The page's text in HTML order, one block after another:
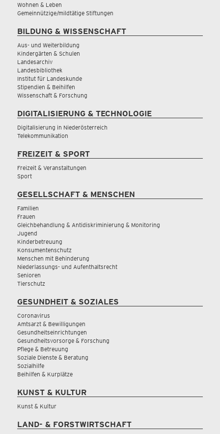
Wohnen & Leben
Gemeinnützige/mildtätige Stiftungen
BILDUNG & WISSENSCHAFT
Aus- und Weiterbildung
Kindergärten & Schulen
Landesarchiv
Landesbibliothek
Institut für Landeskunde
Stipendien & Beihilfen
Wissenschaft & Forschung
DIGITALISIERUNG & TECHNOLOGIE
Digitalisierung in Niederösterreich
Telekommunikation
FREIZEIT & SPORT
Freizeit & Veranstaltungen
Sport
GESELLSCHAFT & MENSCHEN
Familien
Frauen
Gleichbehandlung & Antidiskriminierung & Monitoring
Jugend
Kinderbetreuung
Konsumentenschutz
Menschen mit Behinderung
Niederlassungs- und Aufenthaltsrecht
Senioren
Tierschutz
GESUNDHEIT & SOZIALES
Coronavirus
Amtsarzt & Bewilligungen
Gesundheitseinrichtungen
Gesundheitsvorsorge & Forschung
Pflege & Betreuung
Soziale Dienste & Beratung
Sozialhilfe
Beihilfen & Kurplätze
KUNST & KULTUR
Kunst & Kultur
LAND- & FORSTWIRTSCHAFT